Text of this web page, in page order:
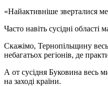
«Найактивніше зверталися
Часто навіть сусідні
Скажімо, Тернопільщину
небагатьох регіонів, де
А от сусідня Буковина весь
на заході країни.